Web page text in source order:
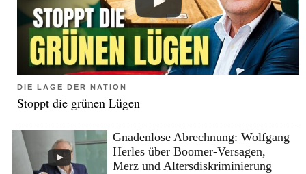
DIE LAGE DER NATION
Stoppt die grünen Lügen
Gnadenlose Abrechnung: Wolfgang
Herles über Boomer-Versagen,
Merz und Altersdiskriminierung